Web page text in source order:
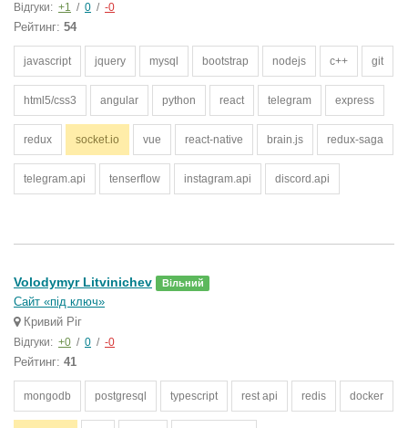
Відгуки: +1 / 0 / -0
Рейтинг: 54
javascript jquery mysql bootstrap nodejs c++ git
html5/css3 angular python react telegram express
redux socket.io vue react-native brain.js redux-saga
telegram.api tenserflow instagram.api discord.api
Volodymyr Litvinichev Вільний
Сайт «під ключ»
Кривий Ріг
Відгуки: +0 / 0 / -0
Рейтинг: 41
mongodb postgresql typescript rest api redis docker